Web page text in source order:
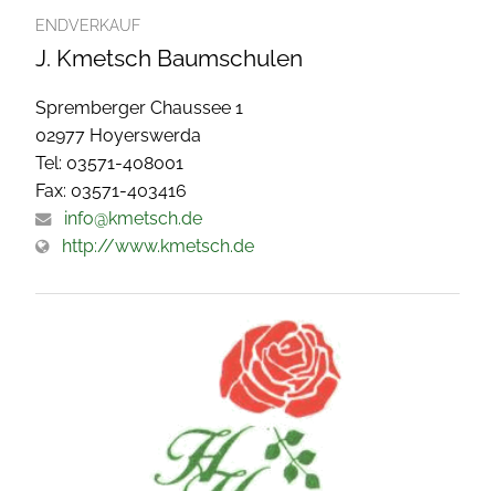
ENDVERKAUF
J. Kmetsch Baumschulen
Spremberger Chaussee 1
02977 Hoyerswerda
Tel: 03571-408001
Fax: 03571-403416
info@kmetsch.de
http://www.kmetsch.de